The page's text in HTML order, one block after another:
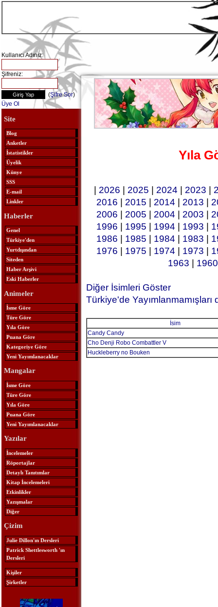
Kullanıcı Adınız:
Şifreniz:
(Şifre Sor)
Üye Ol
Site
Blog
Anketler
İstatistikler
Üyelik
Künye
SSS
E-mail
Linkler
Haberler
Genel
Türkiye'den
Yurtdışından
Siteden
Haber Arşivi
Eski Haberler
Animeler
İsme Göre
Türe Göre
Yıla Göre
Puana Göre
Kategoriye Göre
Yeni Yayımlanacaklar
Mangalar
İsme Göre
Türe Göre
Yıla Göre
Puana Göre
Yeni Yayımlanacaklar
Yazılar
İncelemeler
Röportajlar
Detaylı Tanıtımlar
Kitap İncelemeleri
Etkinlikler
Yazışmalar
Diğer
Çizim
Julie Dillon'ın Dersleri
Patrick Shettlesworth 'ın
Dersleri
Kişiler
Şirketler
Yıla
2026 2025 2024 2023
2016
2015 2014 2013
2006
2005 2004 2003
1996
1995 1994 1993
1986
1985 1984 1983
1976
1975 1974 1973
1963
1960
Diğer İsimleri Göster
Türkiye'de Yayımlanmamışları
İsim
Candy Candy
Cho Denji Robo Combattler V
Huckleberry no Bouken